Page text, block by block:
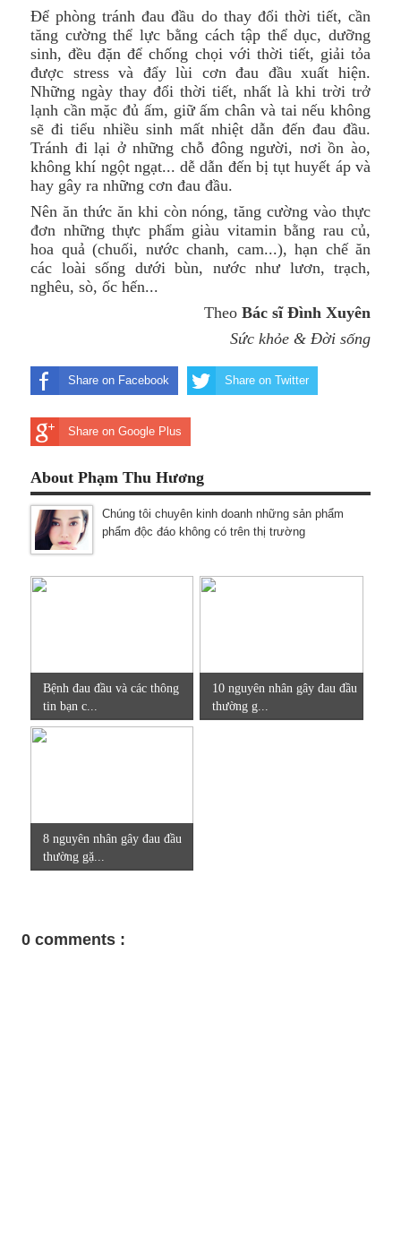
Để phòng tránh đau đầu do thay đổi thời tiết, cần
tăng cường thể lực bằng cách tập thể dục, dưỡng
sinh, đều đặn để chống chọi với thời tiết, giải tỏa
được stress và đẩy lùi cơn đau đầu xuất hiện.
Những ngày thay đổi thời tiết, nhất là khi trời trở
lạnh cần mặc đủ ấm, giữ ấm chân và tai nếu không
sẽ đi tiểu nhiều sinh mất nhiệt dẫn đến đau đầu.
Tránh đi lại ở những chỗ đông người, nơi ồn ào,
không khí ngột ngạt... dễ dẫn đến bị tụt huyết áp và
hay gây ra những cơn đau đầu.
Nên ăn thức ăn khi còn nóng, tăng cường vào thực
đơn những thực phẩm giàu vitamin bằng rau củ,
hoa quả (chuối, nước chanh, cam...), hạn chế ăn
các loài sống dưới bùn, nước như lươn, trạch,
nghêu, sò, ốc hến...
Theo Bác sĩ Đình Xuyên
Sức khỏe & Đời sống
Share on Facebook Share on Twitter
Share on Google Plus
About Phạm Thu Hương
Chúng tôi chuyên kinh doanh những sản phẩm
phẩm độc đáo không có trên thị trường
Bệnh đau đầu và các thông
tin bạn c...
10 nguyên nhân gây đau đầu
thường g...
8 nguyên nhân gây đau đầu
thường gặ...
0 comments :